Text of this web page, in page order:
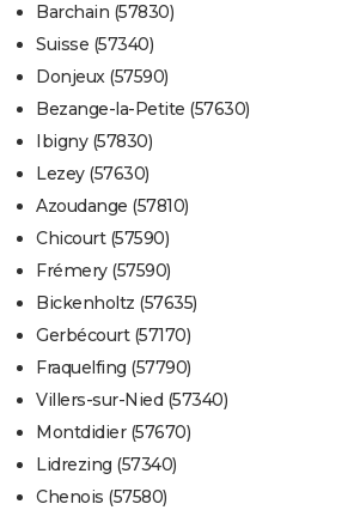
Barchain (57830)
Suisse (57340)
Donjeux (57590)
Bezange-la-Petite (57630)
Ibigny (57830)
Lezey (57630)
Azoudange (57810)
Chicourt (57590)
Frémery (57590)
Bickenholtz (57635)
Gerbécourt (57170)
Fraquelfing (57790)
Villers-sur-Nied (57340)
Montdidier (57670)
Lidrezing (57340)
Chenois (57580)